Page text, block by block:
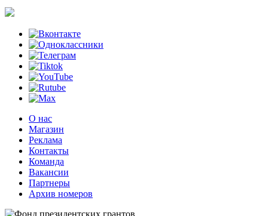
О нас
Магазин
Реклама
Контакты
Команда
Вакансии
Партнеры
Архив номеров